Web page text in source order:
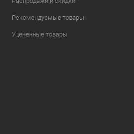
Рекомендуемые товары
Уцененные товары